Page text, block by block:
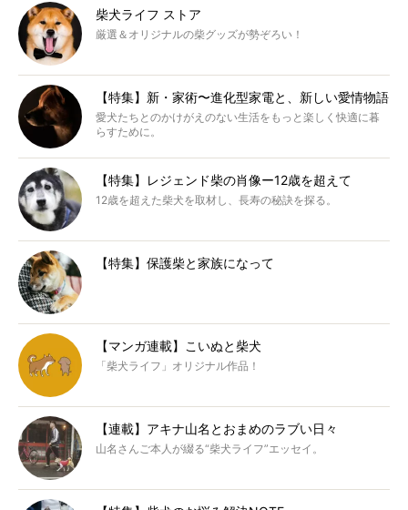
柴犬ライフ ストア
厳選＆オリジナルの柴グッズが勢ぞろい！
【特集】新・家術〜進化型家電と、新しい愛情物語
愛犬たちとのかけがえのない生活をもっと楽しく快適に暮
らすために。
【特集】レジェンド柴の肖像ー12歳を超えて
12歳を超えた柴犬を取材し、長寿の秘訣を探る。
【特集】保護柴と家族になって
【マンガ連載】こいぬと柴犬
「柴犬ライフ」オリジナル作品！
【連載】アキナ山名とおまめのラブい日々
山名さんご本人が綴る“柴犬ライフ”エッセイ。